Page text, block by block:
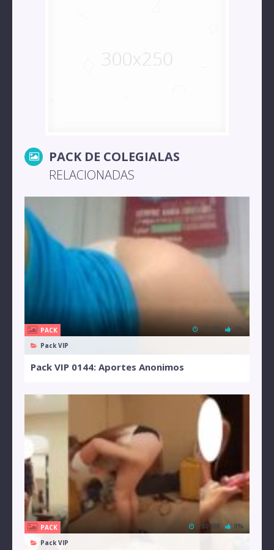
PACK DE COLEGIALAS
RELACIONADAS
PACK
Pack VIP
75 MB 0%
Pack VIP 0144: Aportes Anonimos
PACK
Pack VIP
180 MB 0%